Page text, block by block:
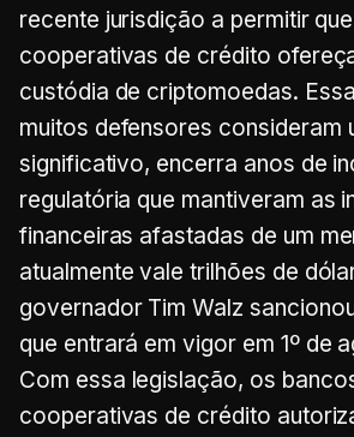
recente jurisdição a permitir
cooperativas de crédito
custódia de criptomoedas.
muitos defensores consideram
significativo, encerra anos de
regulatória que mantiveram as
financeiras afastadas de um
atualmente vale trilhões de
governador Tim Walz
que entrará em vigor em 1º de
Com essa legislação, os
cooperativas de crédito